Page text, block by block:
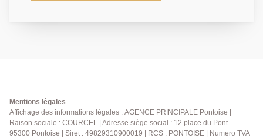
Mentions légales
Affichage des informations légales : AGENCE PRINCIPALE Pontoise |
Raison sociale : COURCEL | Adresse siège social : 12 place du Pont -
95300 Pontoise | Siret : 49829310900019 | RCS : PONTOISE | Numero TVA